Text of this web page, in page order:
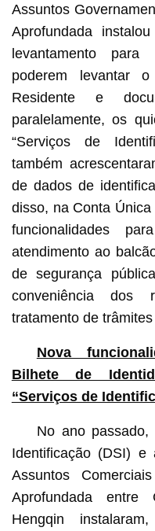
Assuntos
Aprofundada
levantamento
poderem levantar
Residente e
paralelamente, os
“Serviços de
também
de dados de
disso, na Conta
funcionalidades
atendimento ao
de segurança
conveniência dos
tratamento de
Nova
Bilhete de
“Serviços de
No ano
Identificação (DSI)
Assuntos
Aprofundada
Hengqin